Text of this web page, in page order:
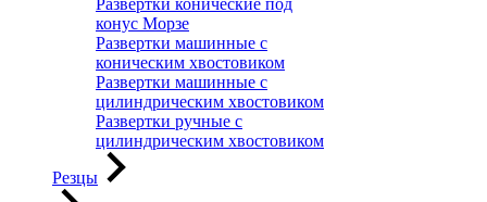
Развертки конические под
конус Морзе
Развертки машинные с
коническим хвостовиком
Развертки машинные с
цилиндрическим хвостовиком
Развертки ручные с
цилиндрическим хвостовиком
Резцы